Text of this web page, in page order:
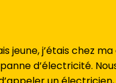
jeune, j’étais chez
d’électricité.